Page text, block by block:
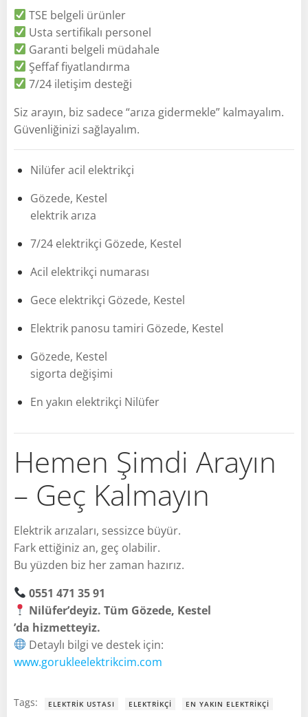
TSE belgeli ürünler
Usta sertifikalı personel
Garanti belgeli müdahale
Şeffaf fiyatlandırma
7/24 iletişim desteği
Siz arayın, biz sadece “arıza gidermekle” kalmayalım.
Güvenliğinizi sağlayalım.
Nilüfer acil elektrikçi
Gözede, Kestel
elektrik arıza
7/24 elektrikçi Gözede, Kestel
Acil elektrikçi numarası
Gece elektrikçi Gözede, Kestel
Elektrik panosu tamiri Gözede, Kestel
Gözede, Kestel
sigorta değişimi
En yakın elektrikçi Nilüfer
Hemen Şimdi Arayın
– Geç Kalmayın
Elektrik arızaları, sessizce büyür.
Fark ettiğiniz an, geç olabilir.
Bu yüzden biz her zaman hazırız.
0551 471 35 91
Nilüfer’deyiz. Tüm Gözede, Kestel
’da hizmetteyiz.
Detaylı bilgi ve destek için:
www.gorukleelektrikcim.com
Tags: ELEKTRIK USTASI ELEKTRIKÇI EN YAKIN ELEKTRIKÇI